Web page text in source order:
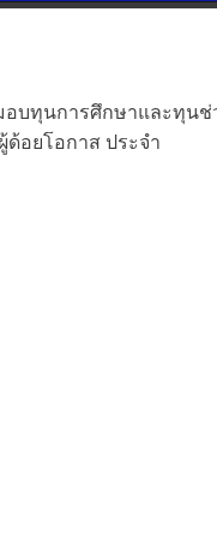
บทุนการศึกษาและทุนช่
ด้อยโอกาส ประจำ